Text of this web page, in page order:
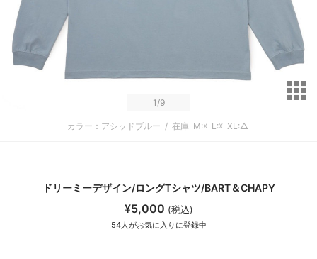
1/9
カラー：アシッドブルー / 在庫 M:☓ L:☓ XL:△
ドリーミーデザイン/ロングTシャツ/BART＆CHAPY
¥5,000 (税込)
54人がお気に入りに登録中